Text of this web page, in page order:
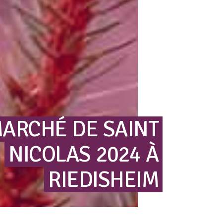
DE SAINT
NICOLAS 2024 À
RIEDISHEIM